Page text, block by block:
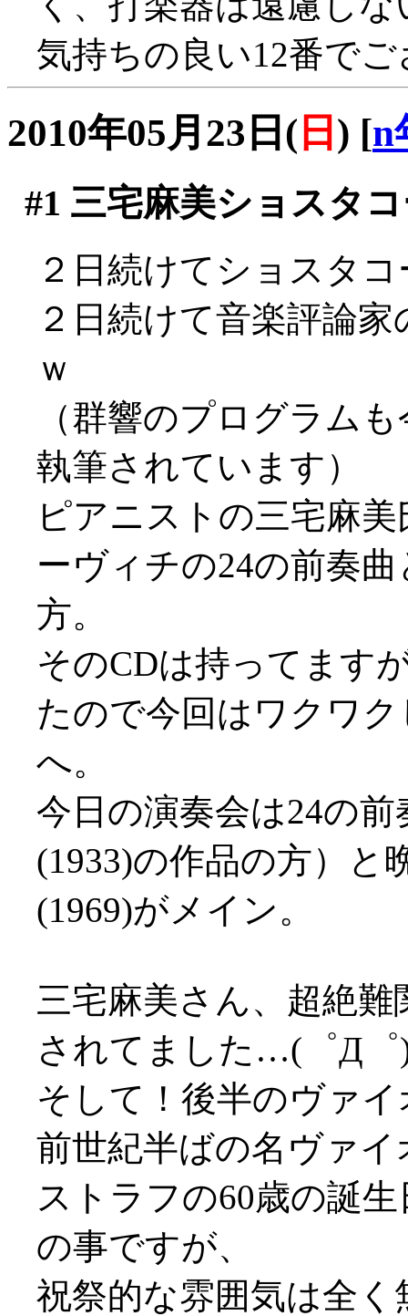
気持ちの良い12番で
2010年05月23日( 日 ) [n
#1 三宅麻美ショスタ
２日続けてショスタ
２日続けて音楽評論
ｗ
（群響のプログラム
執筆されています）
ピアニストの三宅麻
ーヴィチの24の前奏
方。
そのCDは持ってます
たので今回はワクワ
へ。
今日の演奏会は24の
(1933)の作品の方）と
(1969)がメイン。
三宅麻美さん、超絶
されてました…(゜Д
そして！後半のヴァ
前世紀半ばの名ヴァ
ストラフの60歳の誕
の事ですが、
祝祭的な雰囲気は全